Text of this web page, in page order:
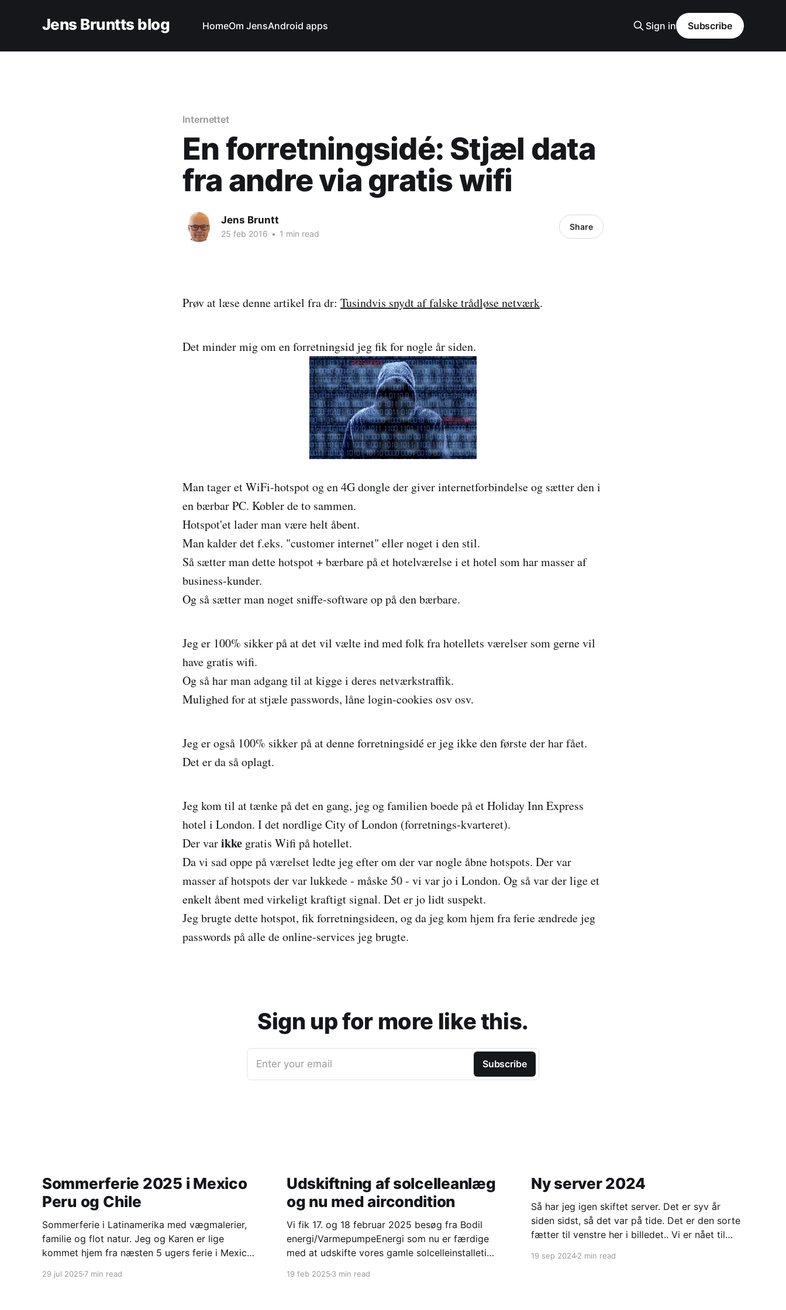
Jens Bruntts blog HomeOm JensAndroid apps Sign in Subscribe
Internettet
En forretningsidé: Stjæl data
fra andre via gratis wifi
Jens Bruntt
25 feb 2016 • 1 min read
Share
Prøv at læse denne artikel fra dr: Tusindvis snydt af falske trådløse netværk.
Det minder mig om en forretningsid jeg fik for nogle år siden.
Man tager et WiFi-hotspot og en 4G dongle der giver internetforbindelse og sætter den i
en bærbar PC. Kobler de to sammen.
Hotspot'et lader man være helt åbent.
Man kalder det f.eks. "customer internet" eller noget i den stil.
Så sætter man dette hotspot + bærbare på et hotelværelse i et hotel som har masser af
business-kunder.
Og så sætter man noget sniffe-software op på den bærbare.
Jeg er 100% sikker på at det vil vælte ind med folk fra hotellets værelser som gerne vil
have gratis wifi.
Og så har man adgang til at kigge i deres netværkstraffik.
Mulighed for at stjæle passwords, låne login-cookies osv osv.
Jeg er også 100% sikker på at denne forretningsidé er jeg ikke den første der har fået.
Det er da så oplagt.
Jeg kom til at tænke på det en gang, jeg og familien boede på et Holiday Inn Express
hotel i London. I det nordlige City of London (forretnings-kvarteret).
Der varikke gratis Wifi på hotellet.
Da vi sad oppe på værelset ledte jeg efter om der var nogle åbne hotspots. Der var
masser af hotspots der var lukkede - måske 50 - vi var jo i London. Og så var der lige et
enkelt åbent med virkeligt kraftigt signal. Det er jo lidt suspekt.
Jeg brugte dette hotspot, fik forretningsideen, og da jeg kom hjem fra ferie ændrede jeg
passwords på alle de online-services jeg brugte.
Sign up for more like this.
Enter your email Subscribe
Sommerferie 2025 i Mexico
Peru og Chile
Sommerferie i Latinamerika med vægmalerier,
familie og flot natur. Jeg og Karen er lige
kommet hjem fra næsten 5 ugers ferie i Mexico,
Frederikke og Mads Frederikke har været i
29 jul 2025 7 min read
Udskiftning af solcelleanlæg
og nu med aircondition
Vi fik 17. og 18 februar 2025 besøg fra Bodil
energi/VarmepumpeEnergi som nu er færdige
med at udskifte vores gamle solcelleinstalletion
19 feb 20253 min read
Ny server 2024
Så har jeg igen skiftet server. Det er syv år
siden sidst, så det var på tide. Det er den sorte
fætter til venstre her i billedet.. Vi er nået til
19 sep 20242 min read